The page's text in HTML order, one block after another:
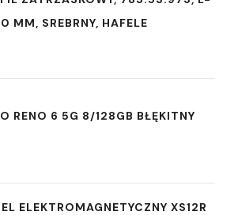
MM, SREBRNY, HAFELE
RENO 6 5G 8/128GB BŁĘKITNY
ELEKTROMAGNETYCZNY XS12R